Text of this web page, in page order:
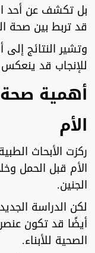
بل تكشف عن أحد
قد تربط بين صحة
وتشير النتائج
للإنجاب قد
أهمية
الأم
ركزت الأبحاث
الأم قبل الحمل
الجنين.
لكن الدراسة
أيضًا قد تكون
الصحية للأبناء.